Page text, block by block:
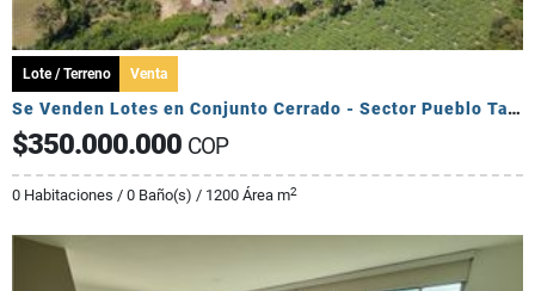
Lote / Terreno Venta
Se Venden Lotes en Conjunto Cerrado - Sector Pueblo Tapado
$350.000.000 COP
0 Habitaciones / 0 Baño(s) / 1200 Área m2